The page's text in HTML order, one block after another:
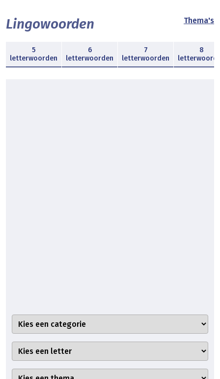
Lingowoorden Thema's
5
letterwoorden
6
letterwoorden
7
letterwoorden
8